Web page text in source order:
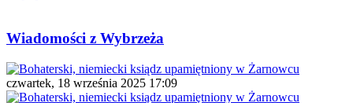
Wiadomości z Wybrzeża
czwartek, 18 września 2025 17:09